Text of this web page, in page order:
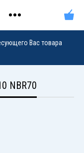
Вас товара
NBR70